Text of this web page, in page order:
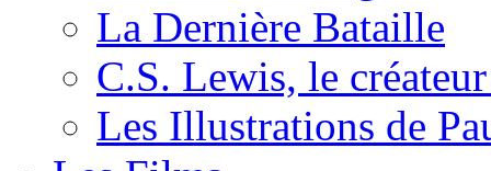
La Dernière Bataille
C.S. Lewis, le
Les Illustrations de